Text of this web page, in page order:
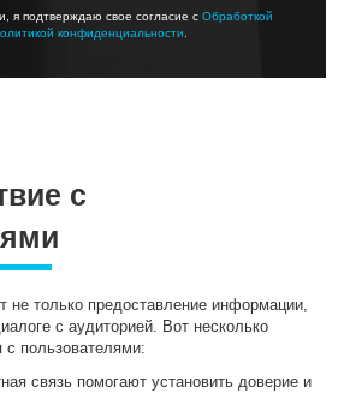
я подтверждаю свое согласие с Обработкой
конфиденциальности
с
не только предоставление информации,
с аудиторией. Вот несколько
с пользователями:
связь помогают установить доверие и